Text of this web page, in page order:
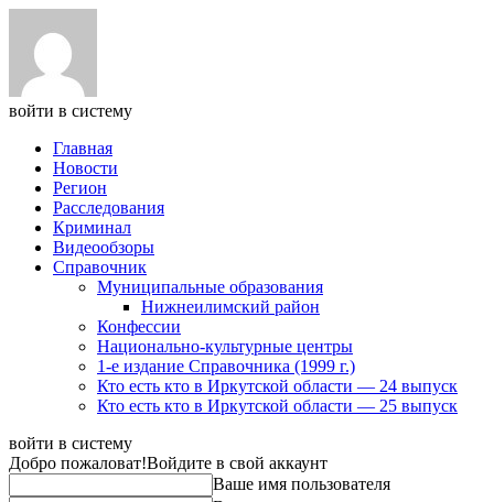
войти в систему
Главная
Новости
Регион
Расследования
Криминал
Видеообзоры
Справочник
Муниципальные образования
Нижнеилимский район
Конфессии
Национально-культурные центры
1-е издание Справочника (1999 г.)
Кто есть кто в Иркутской области — 24 выпуск
Кто есть кто в Иркутской области — 25 выпуск
войти в систему
Добро пожаловат!Войдите в свой аккаунт
Ваше имя пользователя